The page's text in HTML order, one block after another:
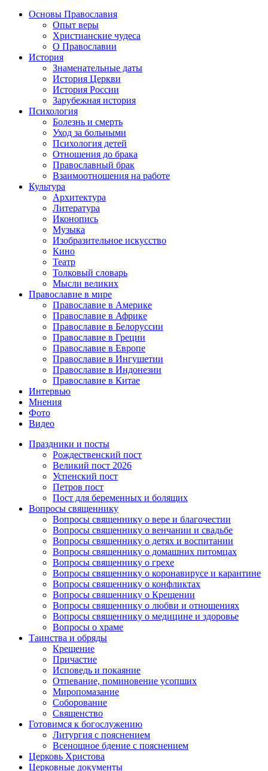
Основы Православия
Опыт веры
Христианские чудеса
О Православии
История
Знаменательные даты
История Церкви
История России
Зарубежная история
Психология
Болезнь и смерть
Уход за больными
Психология детей
Отношения до брака
Православный брак
Взаимоотношения на работе
Культура
Архитектура
Литература
Иконопись
Музыка
Изобразительное искусство
Кино
Театр
Толковый словарь
Мысли великих
Православие в мире
Православие в Америке
Православие в Африке
Православие в Белоруссии
Православие в Греции
Православие в Европе
Православие в Ингушетии
Православие в Индонезии
Православие в Китае
Интервью
Мнения
Фото
Видео
Праздники и посты
Рождественский пост
Великий пост 2026
Успенский пост
Петров пост
Пост для беременных и болящих
Вопросы священнику
Вопросы священнику о вере и благочестии
Вопросы священнику о венчании и свадьбе
Вопросы священнику о детях и воспитании
Вопросы священнику о домашних питомцах
Вопросы священнику о грехе
Вопросы священнику о коронавирусе и карантине
Вопросы священнику о конфликтах
Вопросы священнику о Крещении
Вопросы священнику о любви и отношениях
Вопросы священнику о медицине и здоровье
Вопросы о храме
Таинства и обряды
Крещение
Причастие
Исповедь и покаяние
Отпевание, поминовение усопших
Миропомазание
Соборование
Священство
Готовимся к богослужению
Литургия с пояснением
Всенощное бдение с пояснением
Церковь Христова
Церковные документы